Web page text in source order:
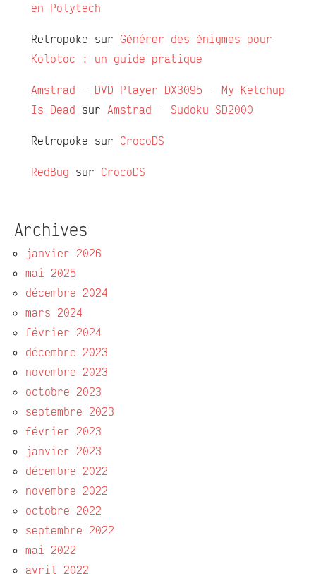
en Polytech
Retropoke sur Générer des énigmes pour
Kolotoc : un guide pratique
Amstrad – DVD Player DX3095 – My Ketchup
Is Dead sur Amstrad – Sudoku SD2000
Retropoke sur CrocoDS
RedBug sur CrocoDS
Archives
janvier 2026
mai 2025
décembre 2024
mars 2024
février 2024
décembre 2023
novembre 2023
octobre 2023
septembre 2023
février 2023
janvier 2023
décembre 2022
novembre 2022
octobre 2022
septembre 2022
mai 2022
avril 2022